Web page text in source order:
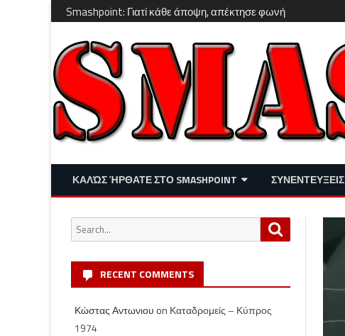
Smashpoint: Γιατί κάθε άποψη, απέκτησε φωνή
ΚΑΛΏΣ ΉΡΘΑΤΕ ΣΤΟ SMASHPOINT
ΔΙΑΣΚΈΔΑΣΗ – LIFESTYLE
ΣΥΝΕΝΤΕΥΞΕΙΣ
Search
for:
RECENT COMMENTS
Κώστας Αντωνιου on Καταδρομείς – Κύπρος
1974